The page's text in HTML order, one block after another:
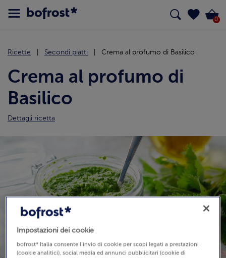
0
Ricette Secondi piatti Crema al profumo di Basilico
Crema al profumo di
Basilico
Dettagli ricetta
Impostazioni dei cookie
bofrost* Italia consente l’invio di cookie per scopi legati a prestazioni
(cookie analitici), social media ed annunci pubblicitari (cookie di